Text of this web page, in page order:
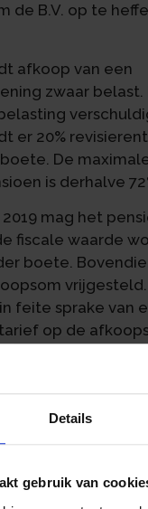
Details
gebruik van
de B.V. op te
afkoop van een
zwaar belast.
er 20%
De
is derhalve
2019 mag het
fiscale waarde
boete.
feite sprake van
op de
voordeliger is dan
van uw